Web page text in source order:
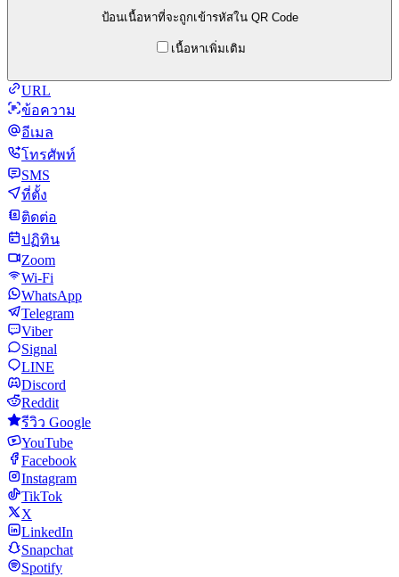
ป้อนเนื้อหาที่จะถูกเข้ารหัสใน QR Code
เนื้อหาเพิ่มเติม
URL
ข้อความ
อีเมล
โทรศัพท์
SMS
ที่ตั้ง
ติดต่อ
ปฏิทิน
Zoom
Wi-Fi
WhatsApp
Telegram
Viber
Signal
LINE
Discord
Reddit
รีวิว Google
YouTube
Facebook
Instagram
TikTok
X
LinkedIn
Snapchat
Spotify